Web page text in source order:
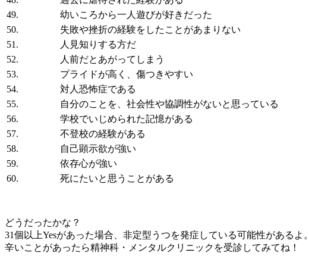
49.
幼いころから一人遊びが好きだった
50.
失敗や挫折の経験をしたことがあまりない
51.
人見知りする方だ
52.
人前だとあがってしまう
53.
プライドが高く、傷つきやすい
54.
対人恐怖症である
55.
自分のことを、社会性や協調性がないと思っている
56.
学校でいじめられた記憶がある
57.
不登校の経験がある
58.
自己顕示欲が強い
59.
依存心が強い
60.
死にたいと思うことがある
どうだったかな？
31個以上Yesがあった場合、非定型うつを発症している可能性があるよ。
辛いことがあったら精神科・メンタルクリニックを受診してみてね！